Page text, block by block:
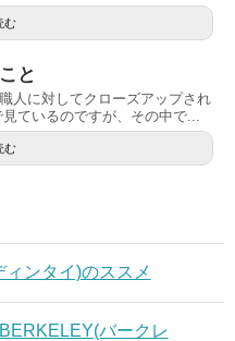
む
と
人に対してクローズアップされ
ているのですが、その中で...
む
ンタイ)のススメ
バークレ